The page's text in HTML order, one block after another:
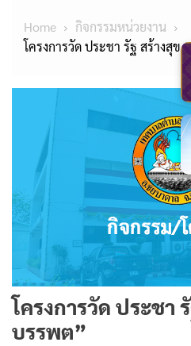
Home
กิจกรรมหน่วยงาน
โครงการวัด ประชา รัฐ สร้างสุข
โครงการวัด ประชา
บรรพต”